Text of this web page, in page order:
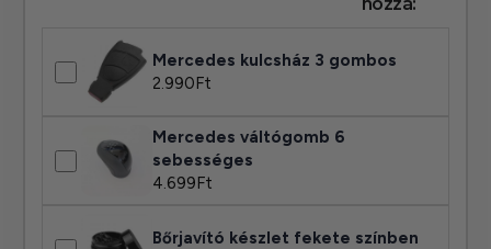
Mercedes kulcsház 3 gombos
2.990Ft
Mercedes váltógomb 6
sebességes
4.699Ft
Bőrjavító készlet fekete színben